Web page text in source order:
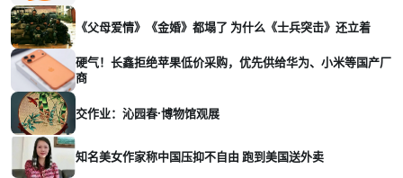
《父母爱情》《金婚》都塌了 为什么《士兵突击》还立着
硬气！长鑫拒绝苹果低价采购，优先供给华为、小米等国产厂
商
交作业：沁园春·博物馆观展
知名美女作家称中国压抑不自由 跑到美国送外卖